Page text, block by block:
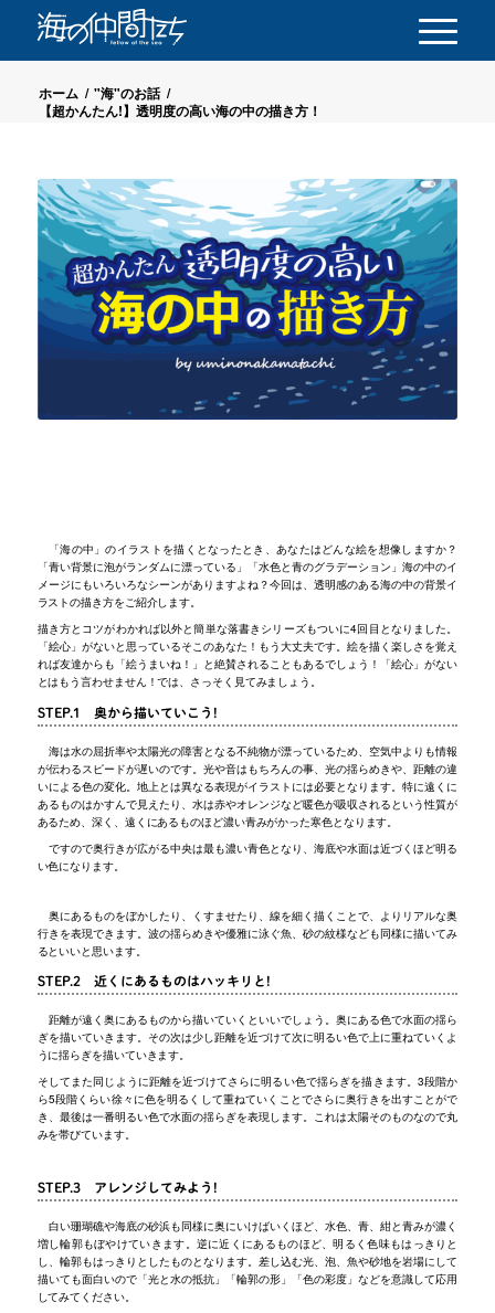
ホーム / "海"のお話 /
【超かんたん!】透明度の高い海の中の描き方！
「海の中」のイラストを描くとなったとき、あなたはどんな絵を想像しますか？
「青い背景に泡がランダムに漂っている」「水色と青のグラデーション」海の中のイ
メージにもいろいろなシーンがありますよね？今回は、透明感のある海の中の背景イ
ラストの描き方をご紹介します。
描き方とコツがわかれば以外と簡単な落書きシリーズもついに4回目となりました。
「絵心」がないと思っているそこのあなた！もう大丈夫です。絵を描く楽しさを覚え
れば友達からも「絵うまいね！」と絶賛されることもあるでしょう！「絵心」がない
とはもう言わせません！では、さっそく見てみましょう。
STEP.1 奥から描いていこう!
海は水の屈折率や太陽光の障害となる不純物が漂っているため、空気中よりも情報
が伝わるスピードが遅いのです。光や音はもちろんの事、光の揺らめきや、距離の違
いによる色の変化。地上とは異なる表現がイラストには必要となります。特に遠くに
あるものはかすんで見えたり、水は赤やオレンジなど暖色が吸収されるという性質が
あるため、深く、遠くにあるものほど濃い青みがかった寒色となります。
ですので奥行きが広がる中央は最も濃い青色となり、海底や水面は近づくほど明る
い色になります。
奥にあるものをぼかしたり、くすませたり、線を細く描くことで、よりリアルな奥
行きを表現できます。波の揺らめきや優雅に泳ぐ魚、砂の紋様なども同様に描いてみ
るといいと思います。
STEP.2 近くにあるものはハッキリと!
距離が遠く奥にあるものから描いていくといいでしょう。奥にある色で水面の揺ら
ぎを描いていきます。その次は少し距離を近づけて次に明るい色で上に重ねていくよ
うに揺らぎを描いていきます。
そしてまた同じように距離を近づけてさらに明るい色で揺らぎを描きます。3段階か
ら5段階くらい徐々に色を明るくして重ねていくことでさらに奥行きを出すことがで
き、最後は一番明るい色で水面の揺らぎを表現します。これは太陽そのものなので丸
みを帯びています。
STEP.3 アレンジしてみよう!
白い珊瑚礁や海底の砂浜も同様に奥にいけばいくほど、水色、青、紺と青みが濃く
増し輪郭もぼやけていきます。逆に近くにあるものほど、明るく色味もはっきりと
し、輪郭もはっきりとしたものとなります。差し込む光、泡、魚や砂地を岩場にして
描いても面白いので「光と水の抵抗」「輪郭の形」「色の彩度」などを意識して応用
してみてください。